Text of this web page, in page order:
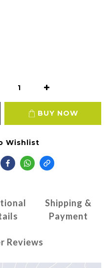
BUY NOW
Wishlist
Shipping &
Payment
Reviews